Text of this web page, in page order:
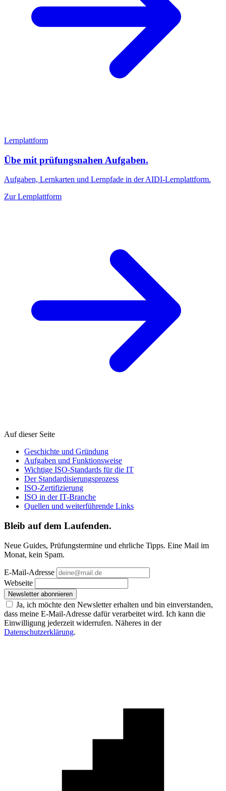
Lernplattform
Übe mit prüfungsnahen Aufgaben.
Aufgaben, Lernkarten und Lernpfade in der AIDI-Lernplattform.
Zur Lernplattform
Auf dieser Seite
Geschichte und Gründung
Aufgaben und Funktionsweise
Wichtige ISO-Standards für die IT
Der Standardisierungsprozess
ISO-Zertifizierung
ISO in der IT-Branche
Quellen und weiterführende Links
Bleib auf dem Laufenden.
Neue Guides, Prüfungstermine und ehrliche Tipps. Eine Mail im
Monat, kein Spam.
E-Mail-Adresse
Webseite
Newsletter abonnieren
Ja, ich möchte den Newsletter erhalten und bin einverstanden,
dass meine E-Mail-Adresse dafür verarbeitet wird. Ich kann die
Einwilligung jederzeit widerrufen. Näheres in der
Datenschutzerklärung.